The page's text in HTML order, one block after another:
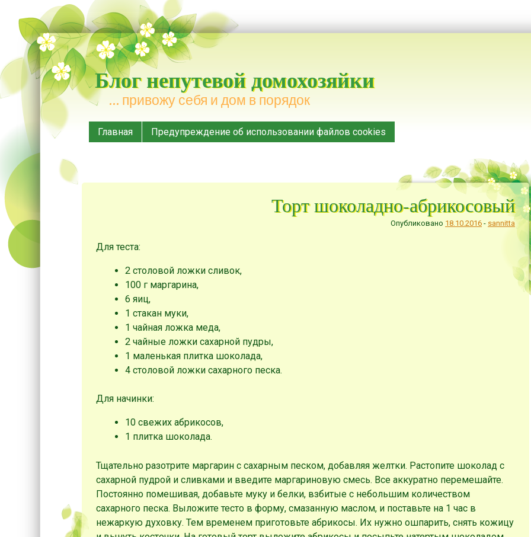
Блог непутевой домохозяйки
… привожу себя и дом в порядок
Меню
Наверх
Главная Предупреждение об использовании файлов cookies
Торт шоколадно-абрикосовый
Опубликовано 18.10.2016 - sannitta
Для теста:
2 столовой ложки сливок,
100 г маргарина,
6 яиц,
1 стакан муки,
1 чайная ложка меда,
2 чайные ложки сахарной пудры,
1 маленькая плитка шоколада,
4 столовой ложки сахарного песка.
Для начинки:
10 свежих абрикосов,
1 плитка шоколада.
Тщательно разотрите маргарин с сахарным песком, добавляя желтки. Растопите шоколад с
сахарной пудрой и сливками и введите маргариновую смесь. Все аккуратно перемешайте.
Постоянно помешивая, добавьте муку и белки, взбитые с небольшим количеством
сахарного песка. Выложите тесто в форму, смазанную маслом, и поставьте на 1 час в
нежаркую духовку. Тем временем приготовьте абрикосы. Их нужно ошпарить, снять кожицу